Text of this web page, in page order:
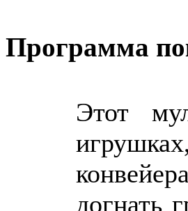
Программа
Этот
догнать